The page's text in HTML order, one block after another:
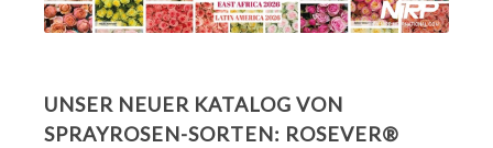
UNSER NEUER KATALOG VON
SPRAYROSEN-SORTEN: ROSEVER®